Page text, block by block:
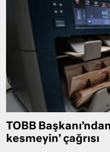
TOBB
kesmeyin’ çağrısı